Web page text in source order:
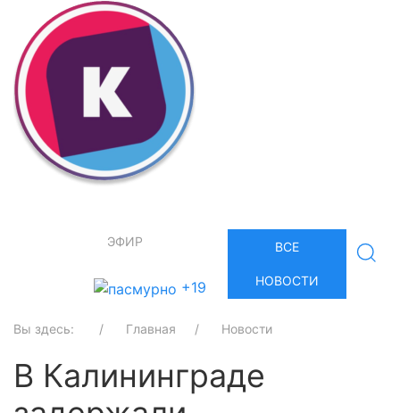
ЭФИР
+19
ВСЕ
НОВОСТИ
Вы здесь: Главная Новости
В Калининграде